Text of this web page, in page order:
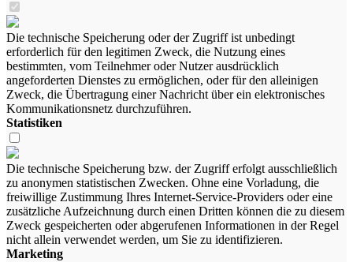
Die technische Speicherung oder der Zugriff ist unbedingt
erforderlich für den legitimen Zweck, die Nutzung eines
bestimmten, vom Teilnehmer oder Nutzer ausdrücklich
angeforderten Dienstes zu ermöglichen, oder für den alleinigen
Zweck, die Übertragung einer Nachricht über ein elektronisches
Kommunikationsnetz durchzuführen.
Statistiken
Die technische Speicherung bzw. der Zugriff erfolgt ausschließlich
zu anonymen statistischen Zwecken. Ohne eine Vorladung, die
freiwillige Zustimmung Ihres Internet-Service-Providers oder eine
zusätzliche Aufzeichnung durch einen Dritten können die zu diesem
Zweck gespeicherten oder abgerufenen Informationen in der Regel
nicht allein verwendet werden, um Sie zu identifizieren.
Marketing